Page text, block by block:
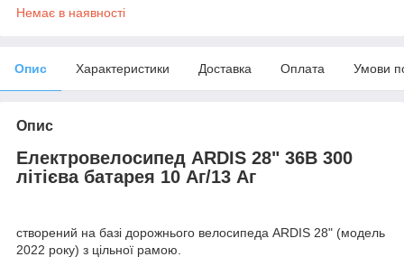
Немає в наявності
Опис Характеристики Доставка Оплата Умови
Опис
Електровелосипед ARDIS 28" 36В 300
літієва батарея 10 Аг/13 Аг
створений на базі дорожнього велосипеда ARDIS 28" (модель
2022 року) з цільної рамою.